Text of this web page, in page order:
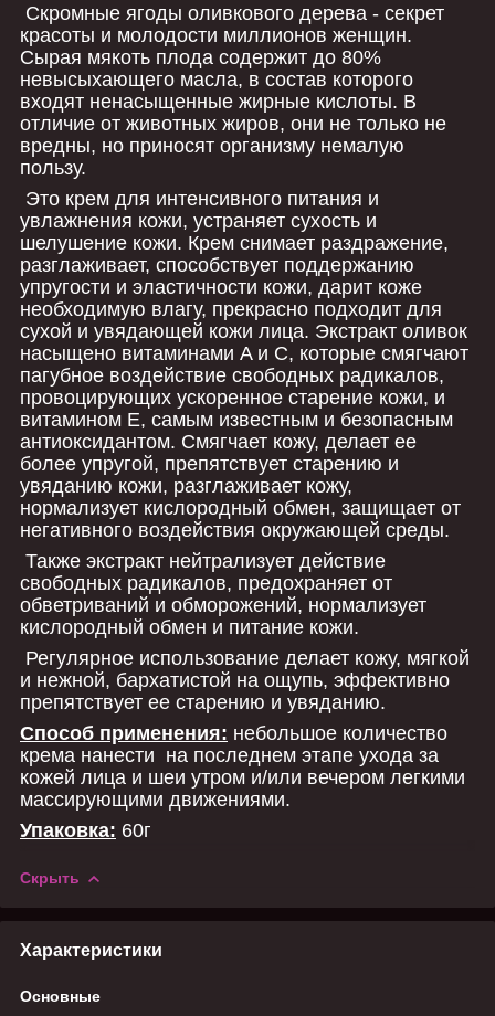
Скромные ягоды оливкового дерева - секрет
красоты и молодости миллионов женщин.
Сырая мякоть плода содержит до 80%
невысыхающего масла, в состав которого
входят ненасыщенные жирные кислоты. В
отличие от животных жиров, они не только не
вредны, но приносят организму немалую
пользу.
Это крем для интенсивного питания и
увлажнения кожи, устраняет сухость и
шелушение кожи. Крем снимает раздражение,
разглаживает, способствует поддержанию
упругости и эластичности кожи, дарит коже
необходимую влагу, прекрасно подходит для
сухой и увядающей кожи лица. Экстракт оливок
насыщено витаминами A и C, которые смягчают
пагубное воздействие свободных радикалов,
провоцирующих ускоренное старение кожи, и
витамином E, самым известным и безопасным
антиоксидантом. Смягчает кожу, делает ее
более упругой, препятствует старению и
увяданию кожи, разглаживает кожу,
нормализует кислородный обмен, защищает от
негативного воздействия окружающей среды.
Также экстракт нейтрализует действие
свободных радикалов, предохраняет от
обветриваний и обморожений, нормализует
кислородный обмен и питание кожи.
Регулярное использование делает кожу, мягкой
и нежной, бархатистой на ощупь, эффективно
препятствует ее старению и увяданию.
Способ применения: небольшое количество
крема нанести на последнем этапе ухода за
кожей лица и шеи утром и/или вечером легкими
массирующими движениями.
Упаковка: 60г
Скрыть
Характеристики
Основные